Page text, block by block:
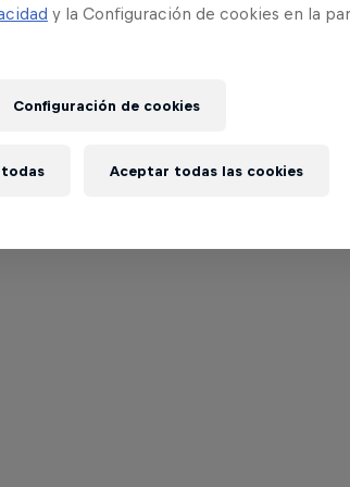
y la Configuración de cookies en la
Configuración de cookies
todas Aceptar todas las cookies